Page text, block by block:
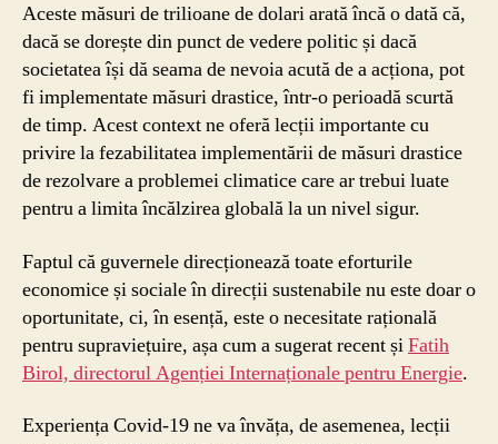
Aceste măsuri de trilioane de dolari arată încă o dată că,
dacă se dorește din punct de vedere politic și dacă
societatea își dă seama de nevoia acută de a acționa, pot
fi implementate măsuri drastice, într-o perioadă scurtă
de timp. Acest context ne oferă lecții importante cu
privire la fezabilitatea implementării de măsuri drastice
de rezolvare a problemei climatice care ar trebui luate
pentru a limita încălzirea globală la un nivel sigur.
Faptul că guvernele direcționează toate eforturile
economice și sociale în direcții sustenabile nu este doar o
oportunitate, ci, în esență, este o necesitate rațională
pentru supraviețuire, așa cum a sugerat recent șiFatih
Birol, directorul Agenției Internaționale pentru Energie.
Experiența Covid-19 ne va învăța, de asemenea, lecții